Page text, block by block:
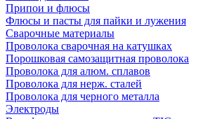
Припои и флюсы
Флюсы и пасты для пайки и лужения
Сварочные материалы
Проволока сварочная на катушках
Порошковая самозащитная проволока
Проволока для алюм. сплавов
Проволока для нерж. сталей
Проволока для черного металла
Электроды